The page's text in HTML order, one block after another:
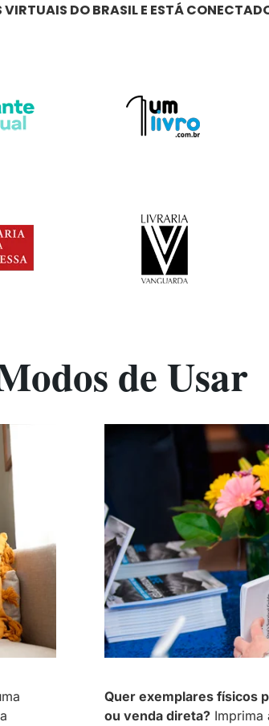
DO BRASIL E ESTÁ
de Usar
Quer exemplares físicos
ou venda direta?Imprima